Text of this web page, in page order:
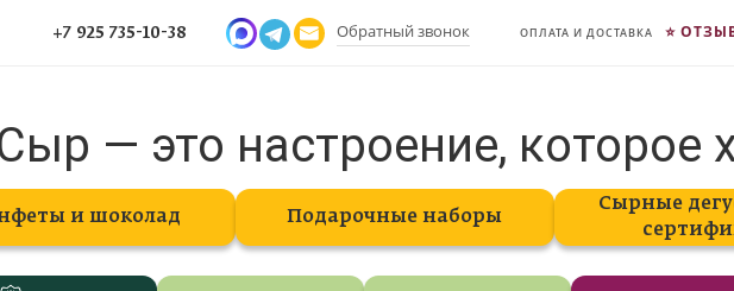
+7 925 735-10-38 Обратный звонок ОПЛАТА И ДОСТАВКА
— это настроение, которое
и шоколад Подарочные наборы
Сырные